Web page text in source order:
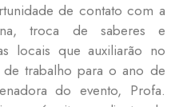
de contato com a
troca de saberes e
locais que auxiliarão no
trabalho para o ano de
do evento, Profa.